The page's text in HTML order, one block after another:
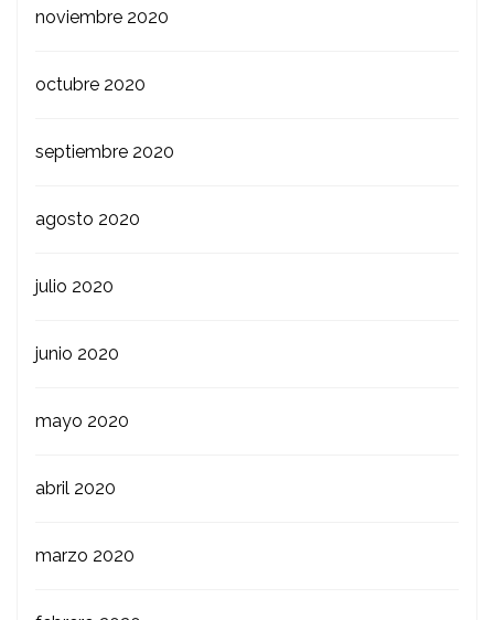
noviembre 2020
octubre 2020
septiembre 2020
agosto 2020
julio 2020
junio 2020
mayo 2020
abril 2020
marzo 2020